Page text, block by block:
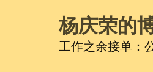
杨庆荣的
工作之余接单：